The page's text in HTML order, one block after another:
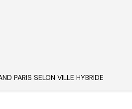
PARIS SELON VILLE HYBRIDE